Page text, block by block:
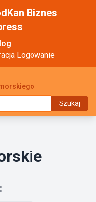
Biznes
Logowanie
Szukaj